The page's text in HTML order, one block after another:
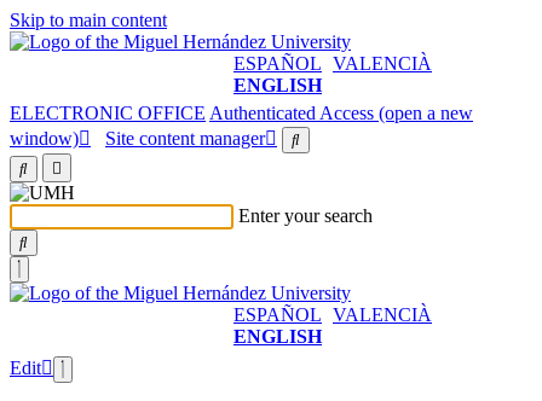
Skip to main content
ESPAÑOL VALENCIÀ
ENGLISH
ELECTRONIC OFFICE Authenticated Access (open a new
window)
Site content manager
Enter your search
ESPAÑOL VALENCIÀ
ENGLISH
Edit